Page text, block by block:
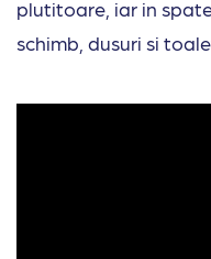
plutitoare, iar in
schimb, dusuri si